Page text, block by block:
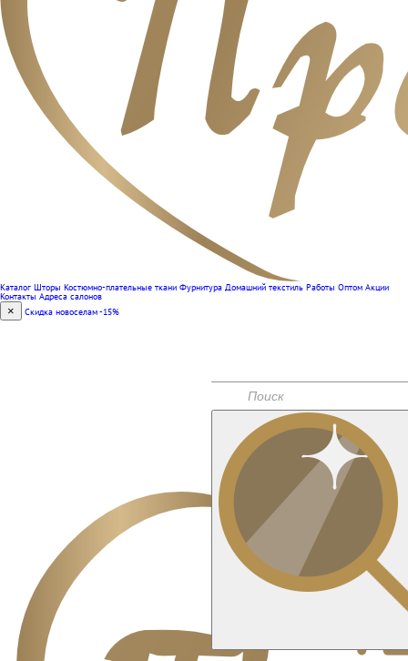
Каталог Шторы Костюмно-плательные ткани Фурнитура Домашний текстиль Работы Оптом Акции
Контакты Адреса салонов
× Скидка новоселам -15%
КОНТАКТЫ АКЦИИ